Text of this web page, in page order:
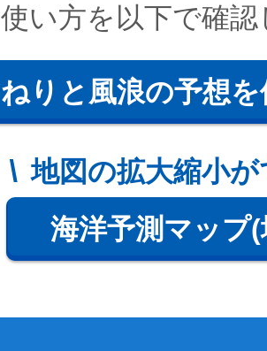
い方を以下で確
りと風浪の予想
地図の拡大縮小
海洋予測マップ